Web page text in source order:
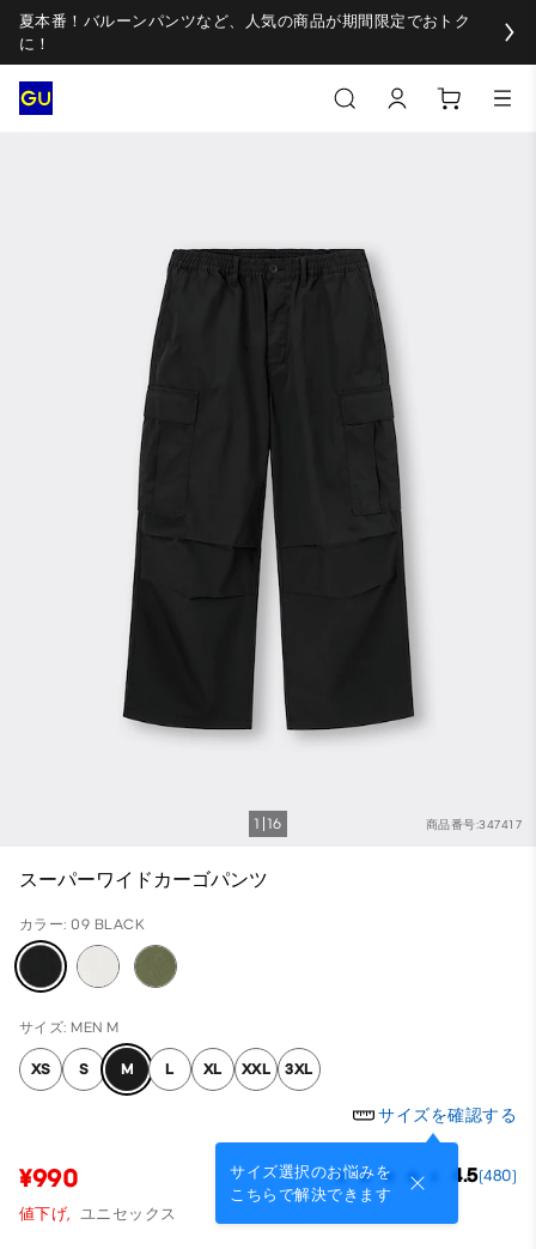
夏本番！バルーンパンツなど、人気の商品が期間限定でおトク
に！
商品番号:347417
1 16
スーパーワイドカーゴパンツ
カラー: 09 BLACK
サイズ: MEN M
XS S M L XL XXL 3XL
サイズを確認する
サイズ選択のお悩みを
こちらで解決できます
¥990 4.5(480)
値下げ, ユニセックス